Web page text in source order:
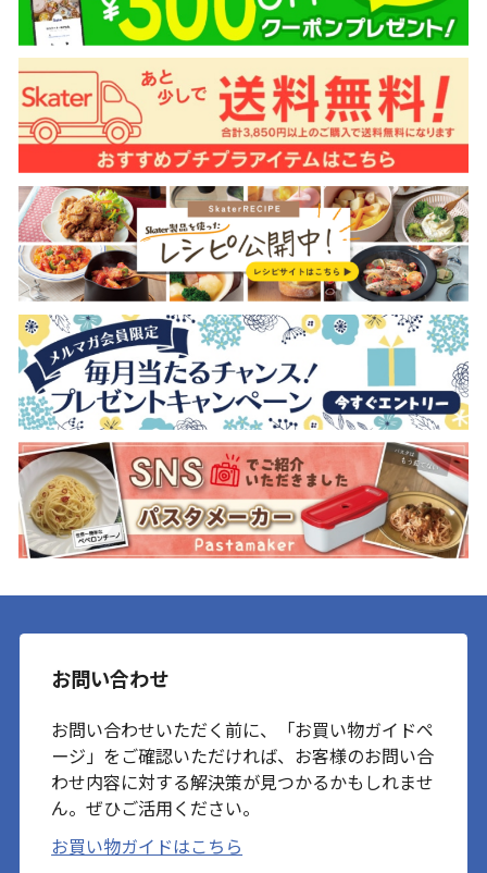
お問い合わせ
お問い合わせいただく前に、「お買い物ガイドペ
ージ」をご確認いただければ、お客様のお問い合
わせ内容に対する解決策が見つかるかもしれませ
ん。ぜひご活用ください。
お買い物ガイドはこちら